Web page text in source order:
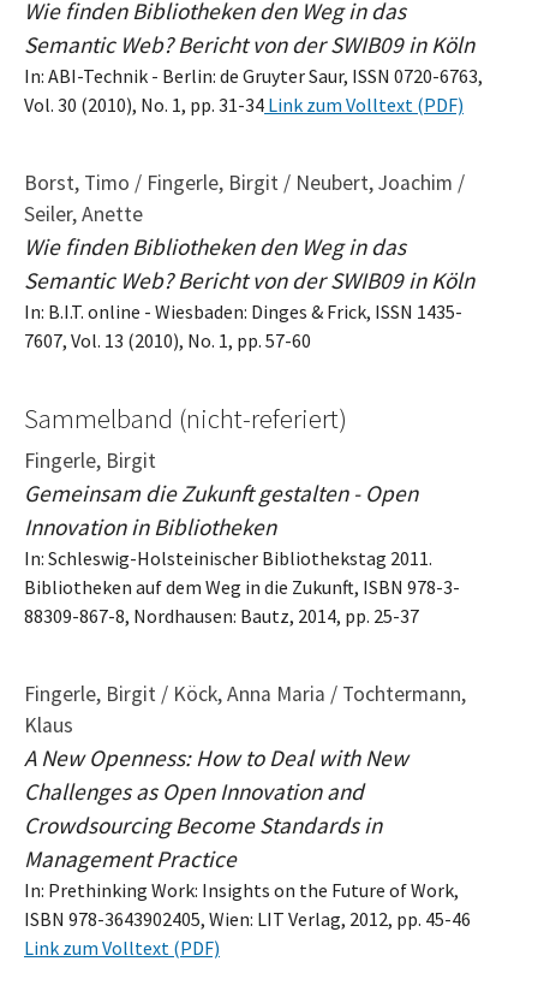
Wie finden Bibliotheken den Weg in das
Semantic Web? Bericht von der SWIB09 in Köln
In: ABI-Technik - Berlin: de Gruyter Saur, ISSN 0720-6763,
Vol. 30 (2010), No. 1, pp. 31-34 Link zum Volltext (PDF)
Borst, Timo / Fingerle, Birgit / Neubert, Joachim /
Seiler, Anette
Wie finden Bibliotheken den Weg in das
Semantic Web? Bericht von der SWIB09 in Köln
In: B.I.T. online - Wiesbaden: Dinges & Frick, ISSN 1435-
7607, Vol. 13 (2010), No. 1, pp. 57-60
Sammelband (nicht-referiert)
Fingerle, Birgit
Gemeinsam die Zukunft gestalten - Open
Innovation in Bibliotheken
In: Schleswig-Holsteinischer Bibliothekstag 2011.
Bibliotheken auf dem Weg in die Zukunft, ISBN 978-3-
88309-867-8, Nordhausen: Bautz, 2014, pp. 25-37
Fingerle, Birgit / Köck, Anna Maria / Tochtermann,
Klaus
A New Openness: How to Deal with New
Challenges as Open Innovation and
Crowdsourcing Become Standards in
Management Practice
In: Prethinking Work: Insights on the Future of Work,
ISBN 978-3643902405, Wien: LIT Verlag, 2012, pp. 45-46
Link zum Volltext (PDF)